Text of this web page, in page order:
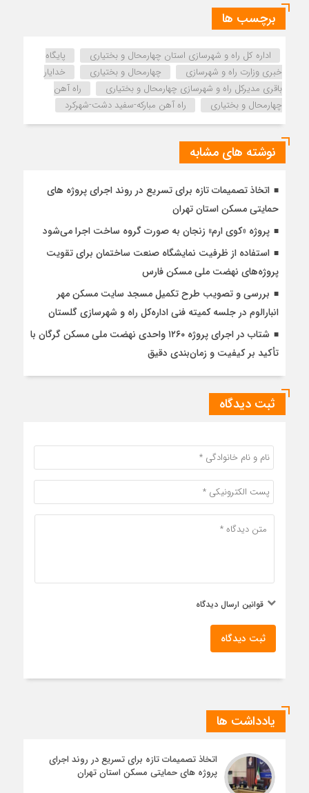
برچسب ها
اداره كل راه و شهرسازي استان چهارمحال و بختياري
پایگاه
خبری وزارت راه و شهرسازی
چهارمحال و بختیاری
خدایار
باقری مدیرکل راه و شهرسازی چهارمحال و بختیاری
راه آهن
چهارمحال و بختیاری
راه آهن مبارکه-سفید دشت-شهرکرد
نوشته های مشابه
اتخاذ تصمیمات تازه برای تسریع در روند اجرای پروژه های
حمایتی مسکن استان تهران
پروژه «کوی ارم» زنجان به صورت گروه ساخت اجرا می‌شود
استفاده از ظرفیت نمایشگاه صنعت ساختمان برای تقویت
پروژه‌های نهضت ملی مسکن فارس
بررسی و تصویب طرح تکمیل مسجد سایت مسکن مهر
انبارالوم در جلسه کمیته فنی اداره‌کل راه و شهرسازی گلستان
شتاب در اجرای پروژه ۱۲۶۰ واحدی نهضت ملی مسکن گرگان با
تأکید بر کیفیت و زمان‌بندی دقیق
ثبت دیدگاه
قوانین ارسال دیدگاه
ثبت دیدگاه
یادداشت ها
اتخاذ تصمیمات تازه برای تسریع در روند اجرای
پروژه های حمایتی مسکن استان تهران